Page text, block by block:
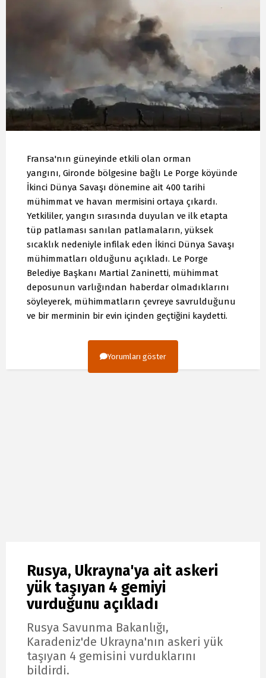
Fransa'nın güneyinde etkili olan orman
yangını, Gironde bölgesine bağlı Le Porge köyünde
İkinci Dünya Savaşı dönemine ait 400 tarihi
mühimmat ve havan mermisini ortaya çıkardı.
Yetkililer, yangın sırasında duyulan ve ilk etapta
tüp patlaması sanılan patlamaların, yüksek
sıcaklık nedeniyle infilak eden İkinci Dünya Savaşı
mühimmatları olduğunu açıkladı. Le Porge
Belediye Başkanı Martial Zaninetti, mühimmat
deposunun varlığından haberdar olmadıklarını
söyleyerek, mühimmatların çevreye savrulduğunu
ve bir merminin bir evin içinden geçtiğini kaydetti.
Yorumları göster
Rusya, Ukrayna'ya ait askeri
yük taşıyan 4 gemiyi
vurduğunu açıkladı
Rusya Savunma Bakanlığı,
Karadeniz'de Ukrayna'nın askeri yük
taşıyan 4 gemisini vurduklarını
bildirdi.